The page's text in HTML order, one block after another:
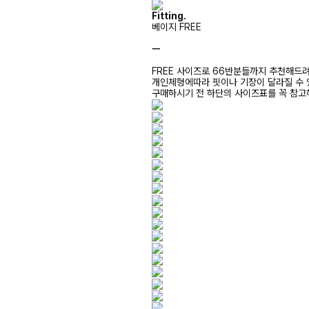
Fitting.
베이지 FREE
ㅡ
FREE 사이즈로 66반분들까지 추천해드
개인체형에따라 핏이나 기장이 달라질 수
구매하시기 전 하단의 사이즈표를 꼭 참고